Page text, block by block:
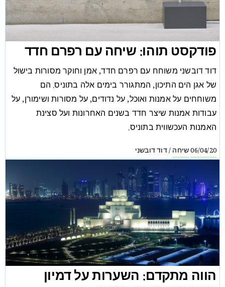
פודקסט תוהו: שיחה עם רפרם חדד
דוד דובשני משוחח עם רפרם חדד, אמן וחוקר מסורות בישול
של אגן הים התיכון, המתגורר בימים אלה בתוניס. הם
משוחחים על אמנות ואוכל, על נדודים, על מסורות ושימורן, על
עבודות אמנות שיצר חדד בשנים האחרונות ועל סצינת
האמנות העכשווית בתוניס.
06/04/20שיחה/דוד דובשני
הווה מתקדם: השערות על דמיון